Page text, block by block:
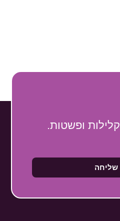
ופשטות.
שליחה